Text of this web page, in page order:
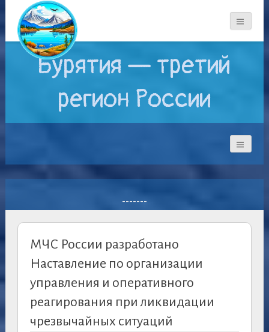
Бурятия — третий
регион России
-------
МЧС России разработано
Наставление по организации
управления и оперативного
реагирования при ликвидации
чрезвычайных ситуаций